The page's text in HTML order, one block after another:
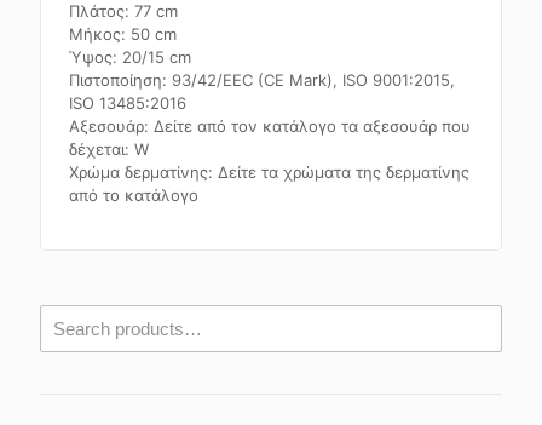
Πλάτος: 77 cm
Μήκος: 50 cm
Ύψος: 20/15 cm
Πιστοποίηση: 93/42/EEC (CE Mark), ISO 9001:2015,
ISO 13485:2016
Αξεσουάρ: Δείτε από τον κατάλογο τα αξεσουάρ που
δέχεται: W
Χρώμα δερματίνης: Δείτε τα χρώματα της δερματίνης
από το κατάλογο